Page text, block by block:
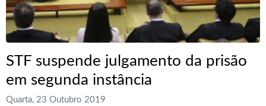
STF suspende julgamento da prisão
em segunda instância
Quarta, 23 Outubro 2019